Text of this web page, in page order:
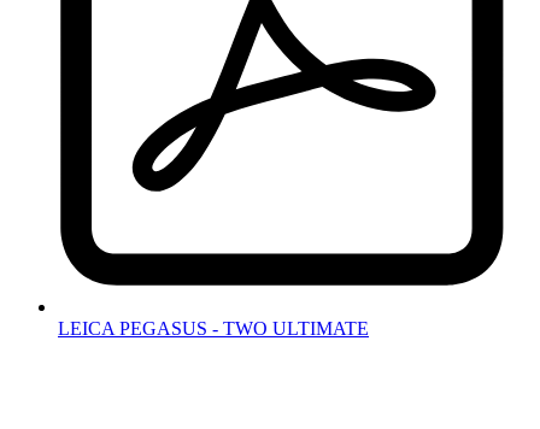
LEICA PEGASUS - TWO ULTIMATE